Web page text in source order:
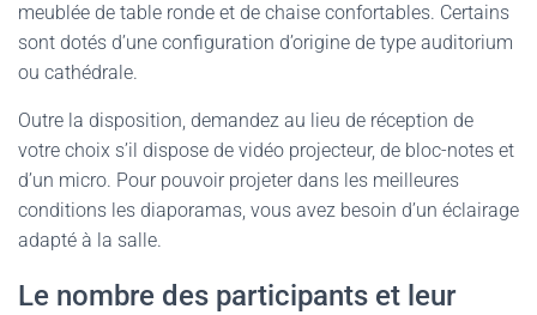
meublée de table ronde et de chaise confortables. Certains
sont dotés d’une configuration d’origine de type auditorium
ou cathédrale.
Outre la disposition, demandez au lieu de réception de
votre choix s’il dispose de vidéo projecteur, de bloc-notes et
d’un micro. Pour pouvoir projeter dans les meilleures
conditions les diaporamas, vous avez besoin d’un éclairage
adapté à la salle.
Le nombre des participants et leur